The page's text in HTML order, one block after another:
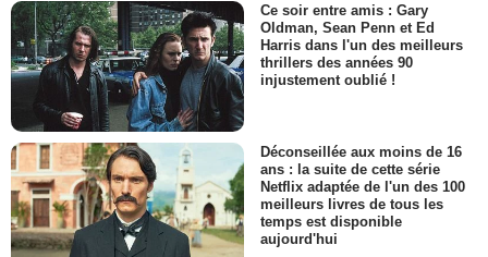
Ce soir entre amis : Gary
Oldman, Sean Penn et Ed
Harris dans l'un des meilleurs
thrillers des années 90
injustement oublié !
Déconseillée aux moins de 16
ans : la suite de cette série
Netflix adaptée de l'un des 100
meilleurs livres de tous les
temps est disponible
aujourd'hui